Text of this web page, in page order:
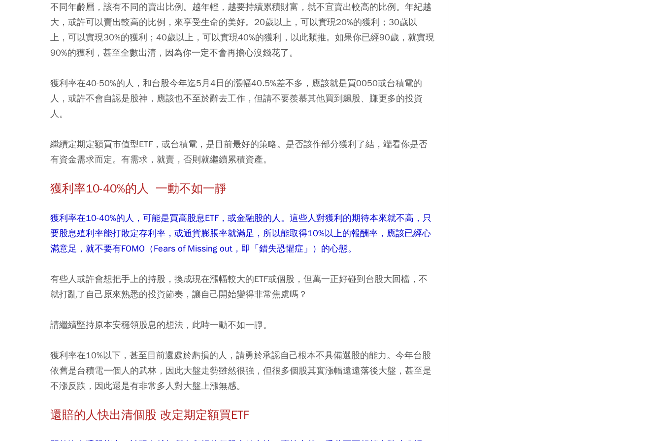
不同年齡層，該有不同的賣出比例。越年輕，越要持續累積財富，就不宜賣出較高的比例。年紀越
大，或許可以賣出較高的比例，來享受生命的美好。20歲以上，可以實現20%的獲利；30歲以
上，可以實現30%的獲利；40歲以上，可以實現40%的獲利，以此類推。如果你已經90歲，就實現
90%的獲利，甚至全數出清，因為你一定不會再擔心沒錢花了。
獲利率在40-50%的人，和台股今年迄5月4日的漲幅40.5%差不多，應該就是買0050或台積電的
人，或許不會自認是股神，應該也不至於辭去工作，但請不要羨慕其他買到飆股、賺更多的投資
人。
繼續定期定額買市值型ETF，或台積電，是目前最好的策略。是否該作部分獲利了結，端看你是否
有資金需求而定。有需求，就賣，否則就繼續累積資產。
獲利率10-40%的人 一動不如一靜
獲利率在10-40%的人，可能是買高股息ETF，或金融股的人。這些人對獲利的期待本來就不高，只
要股息殖利率能打敗定存利率，或通貨膨脹率就滿足，所以能取得10%以上的報酬率，應該已經心
滿意足，就不要有FOMO（Fears of Missing out，即「錯失恐懼症」）的心態。
有些人或許會想把手上的持股，換成現在漲幅較大的ETF或個股，但萬一正好碰到台股大回檔，不
就打亂了自己原來熟悉的投資節奏，讓自己開始變得非常焦慮嗎？
請繼續堅持原本安穩領股息的想法，此時一動不如一靜。
獲利率在10%以下，甚至目前還處於虧損的人，請勇於承認自己根本不具備選股的能力。今年台股
依舊是台積電一個人的武林，因此大盤走勢雖然很強，但很多個股其實漲幅遠遠落後大盤，甚至是
不漲反跌，因此還是有非常多人對大盤上漲無感。
還賠的人快出清個股 改定期定額買ETF